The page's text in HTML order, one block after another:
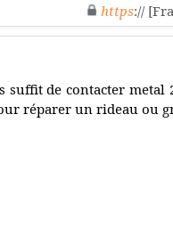
https://
de contacter metal
réparer un rideau ou